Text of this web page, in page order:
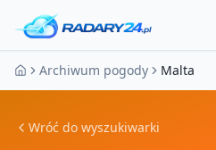
Strona główna
Archiwum pogody Malta
Wróć do wyszukiwarki